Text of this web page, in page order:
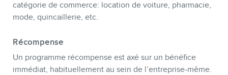
catégorie de commerce: location de voiture, pharmacie,
mode, quincaillerie, etc.
Récompense
Un programme récompense est axé sur un bénéfice
immédiat, habituellement au sein de l’entreprise-même.